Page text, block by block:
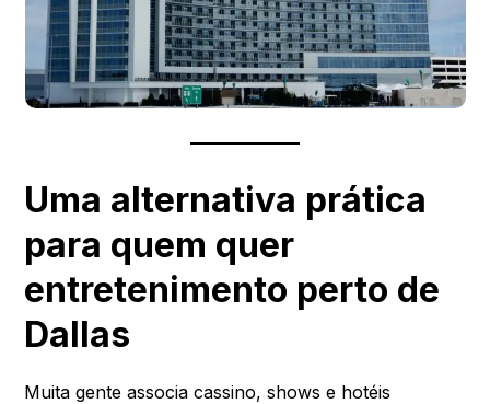
Uma alternativa prática
para quem quer
entretenimento perto de
Dallas
Muita gente associa cassino, shows e hotéis